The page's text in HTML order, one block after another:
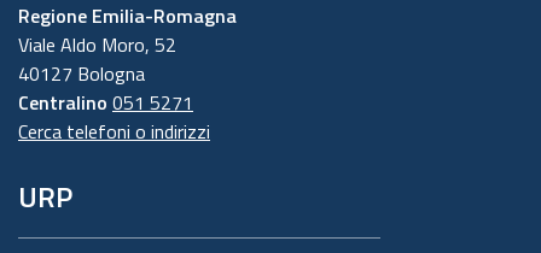
Regione Emilia-Romagna
Viale Aldo Moro, 52
40127 Bologna
Centralino 051 5271
Cerca telefoni o indirizzi
URP